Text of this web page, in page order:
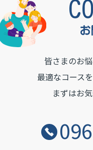
皆さまのお
最適なコース
まずはお